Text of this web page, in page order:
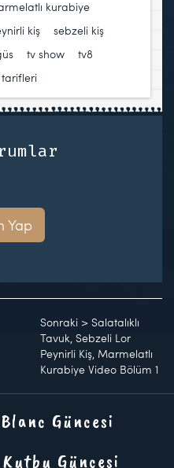
kurabiye
kiş sebzeli kiş
tv show tv8
Yap
Sonraki >Salatalıklı
Tavuk, Sebzeli Lor
Peynirli Kiş, Marmelatlı
Kurabiye Video Bölüm 1
Güncesi
Güncesi